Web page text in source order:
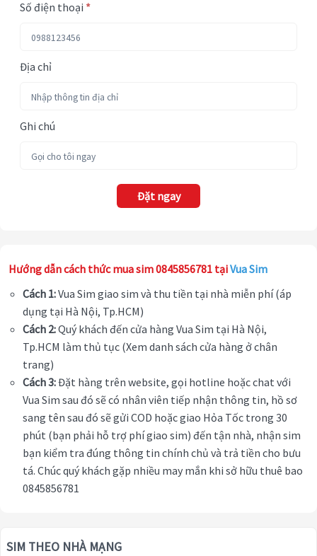
Số điện thoại *
Địa chỉ
Ghi chú
Đặt ngay
Hướng dẫn cách thức mua sim 0845856781 tạiVua Sim
Cách 1:Vua Sim giao sim và thu tiền tại nhà miễn phí (áp
dụng tại Hà Nội, Tp.HCM)
Cách 2:Quý khách đến cửa hàng Vua Sim tại Hà Nội,
Tp.HCM làm thủ tục (Xem danh sách cửa hàng ở chân
trang)
Cách 3:Đặt hàng trên website, gọi hotline hoặc chat với
Vua Sim sau đó sẽ có nhân viên tiếp nhận thông tin, hồ sơ
sang tên sau đó sẽ gửi COD hoặc giao Hỏa Tốc trong 30
phút (bạn phải hỗ trợ phí giao sim) đến tận nhà, nhận sim
bạn kiểm tra đúng thông tin chính chủ và trả tiền cho bưu
tá. Chúc quý khách gặp nhiều may mắn khi sở hữu thuê bao
0845856781
SIM THEO NHÀ MẠNG